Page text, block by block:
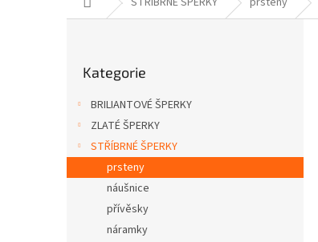
kategorie
Kategorie
BRILIANTOVÉ ŠPERKY
ZLATÉ ŠPERKY
STŘÍBRNÉ ŠPERKY
prsteny
náušnice
přívěsky
náramky